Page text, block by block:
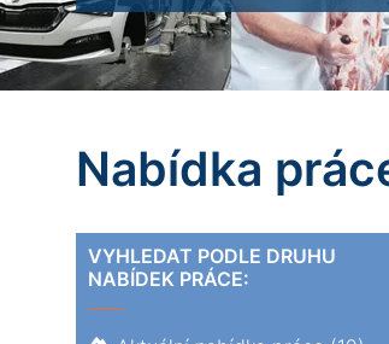
Nabídka
VYHLEDAT PODLE DRUHU
NABÍDEK PRÁCE: